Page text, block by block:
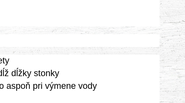
dĺžky stonky
aspoň pri výmene vody